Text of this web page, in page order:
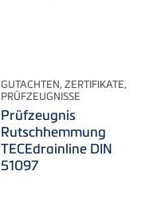
GUTACHTEN, ZERTIFIKATE,
PRÜFZEUGNISSE
Prüfzeugnis
Rutschhemmung
TECEdrainline DIN
51097